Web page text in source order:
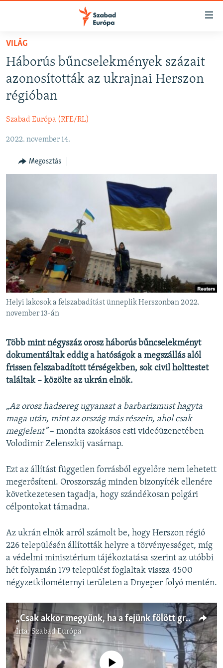
Akadálymentes
Ugrás
fő
oldalra
Ugrás
tartalomjegyzékre
NAPIRENDEN
PODCASTOK
ELEMZŐ
NER15
SZABADON
A PÉNZ NYOMÁBAN
EURÓPAI UNIÓ
VILÁG
KLÍMAVÁLTOZÁS
A MÚLT TANULSÁGAI
KÖVESSEN MINKET!
Valamennyi RFE/RL weboldal
VILÁG
Háborús bűncselekmények százait
azonosították az ukrajnai Herszon
régióban
Szabad Európa (RFE/RL)
2022. november 14.
Megosztás
Helyi lakosok a felszabadítást ünneplik Herszonban 2022.
november 13-án
Több mint négyszáz orosz háborús bűncselekményt
dokumentáltak eddig a hatóságok a megszállás alól
frissen felszabadított térségekben, sok civil holttestet
találtak – közölte az ukrán elnök.
„Az orosz hadsereg ugyanazt a barbarizmust hagyta
maga után, mint az ország más részein, ahol csak
megjelent”– mondta szokásos esti videóüzenetében
Volodimir Zelenszkij vasárnap.
Ezt az állítást független forrásból egyelőre nem lehetett
megerősíteni. Oroszország minden bizonyíték ellenére
következetesen tagadja, hogy szándékosan polgári
célpontokat támadna.
Az ukrán elnök arról számolt be, hogy Herszon régió
226 településén állították helyre a törvényességet, míg
a védelmi minisztérium tájékoztatása szerint az utóbbi
hét folyamán 179 települést foglaltak vissza 4500
négyzetkilométernyi területen a Dnyeper folyó mentén.
„Csak akkor megyünk, ha a fejünk fölött gránátok repülnek” – ukránok Kijev esetleges kiürítéséről
Írta:Szabad Európa
Jelenleg nincs elérhető tartalom
Spotify